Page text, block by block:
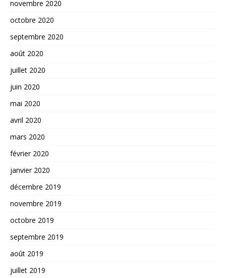
novembre 2020
octobre 2020
septembre 2020
août 2020
juillet 2020
juin 2020
mai 2020
avril 2020
mars 2020
février 2020
janvier 2020
décembre 2019
novembre 2019
octobre 2019
septembre 2019
août 2019
juillet 2019